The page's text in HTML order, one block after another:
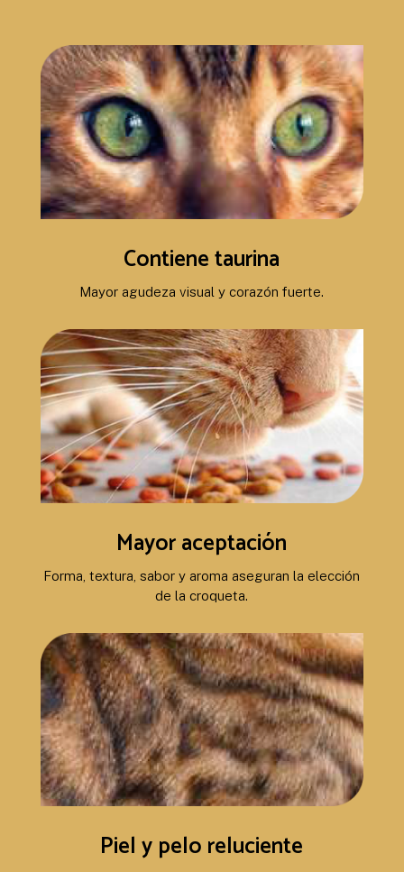
Contiene taurina
Mayor agudeza visual y corazón fuerte.
Mayor aceptación
Forma, textura, sabor y aroma aseguran la elección
de la croqueta.
Piel y pelo reluciente